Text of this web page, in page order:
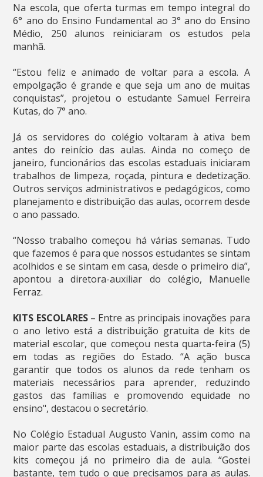
Na escola, que oferta turmas em tempo integral do
6° ano do Ensino Fundamental ao 3° ano do Ensino
Médio, 250 alunos reiniciaram os estudos pela
manhã.
“Estou feliz e animado de voltar para a escola. A
empolgação é grande e que seja um ano de muitas
conquistas”, projetou o estudante Samuel Ferreira
Kutas, do 7° ano.
Já os servidores do colégio voltaram à ativa bem
antes do reinício das aulas. Ainda no começo de
janeiro, funcionários das escolas estaduais iniciaram
trabalhos de limpeza, roçada, pintura e dedetização.
Outros serviços administrativos e pedagógicos, como
planejamento e distribuição das aulas, ocorrem desde
o ano passado.
“Nosso trabalho começou há várias semanas. Tudo
que fazemos é para que nossos estudantes se sintam
acolhidos e se sintam em casa, desde o primeiro dia”,
apontou a diretora-auxiliar do colégio, Manuelle
Ferraz.
KITS ESCOLARES– Entre as principais inovações para
o ano letivo está a distribuição gratuita de kits de
material escolar, que começou nesta quarta-feira (5)
em todas as regiões do Estado. “A ação busca
garantir que todos os alunos da rede tenham os
materiais necessários para aprender, reduzindo
gastos das famílias e promovendo equidade no
ensino", destacou o secretário.
No Colégio Estadual Augusto Vanin, assim como na
maior parte das escolas estaduais, a distribuição dos
kits começou já no primeiro dia de aula. “Gostei
bastante, tem tudo o que precisamos para as aulas.